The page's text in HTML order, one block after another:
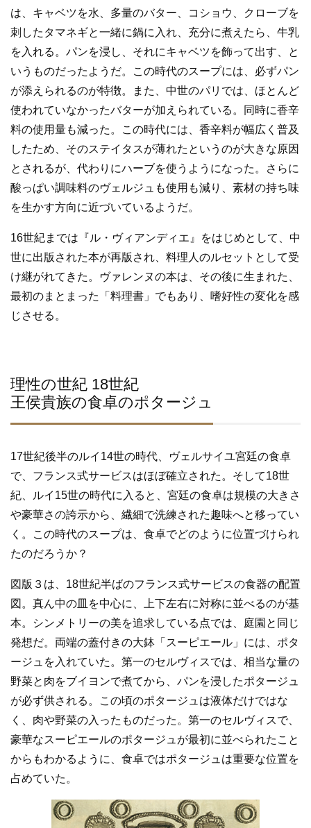
は、キャベツを水、多量のバター、コショウ、クローブを
刺したタマネギと一緒に鍋に入れ、充分に煮えたら、牛乳
を入れる。パンを浸し、それにキャベツを飾って出す、と
いうものだったようだ。この時代のスープには、必ずパン
が添えられるのが特徴。また、中世のパリでは、ほとんど
使われていなかったバターが加えられている。同時に香辛
料の使用量も減った。この時代には、香辛料が幅広く普及
したため、そのステイタスが薄れたというのが大きな原因
とされるが、代わりにハーブを使うようになった。さらに
酸っぱい調味料のヴェルジュも使用も減り、素材の持ち味
を生かす方向に近づいているようだ。
16世紀までは『ル・ヴィアンディエ』をはじめとして、中
世に出版された本が再版され、料理人のルセットとして受
け継がれてきた。ヴァレンヌの本は、その後に生まれた、
最初のまとまった「料理書」でもあり、嗜好性の変化を感
じさせる。
理性の世紀 18世紀
王侯貴族の食卓のポタージュ
17世紀後半のルイ14世の時代、ヴェルサイユ宮廷の食卓
で、フランス式サービスはほぼ確立された。そして18世
紀、ルイ15世の時代に入ると、宮廷の食卓は規模の大きさ
や豪華さの誇示から、繊細で洗練された趣味へと移ってい
く。この時代のスープは、食卓でどのように位置づけられ
たのだろうか？
図版３は、18世紀半ばのフランス式サービスの食器の配置
図。真ん中の皿を中心に、上下左右に対称に並べるのが基
本。シンメトリーの美を追求している点では、庭園と同じ
発想だ。両端の蓋付きの大鉢「スーピエール」には、ポタ
ージュを入れていた。第一のセルヴィスでは、相当な量の
野菜と肉をブイヨンで煮てから、パンを浸したポタージュ
が必ず供される。この頃のポタージュは液体だけではな
く、肉や野菜の入ったものだった。第一のセルヴィスで、
豪華なスーピエールのポタージュが最初に並べられたこと
からもわかるように、食卓ではポタージュは重要な位置を
占めていた。